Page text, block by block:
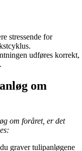
stressende for
udføres korrekt,
om
om foråret, er det
graver tulipanløgene